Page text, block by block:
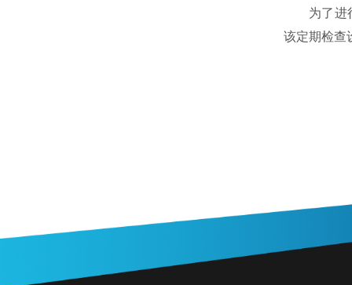
为了进行
该定期检查